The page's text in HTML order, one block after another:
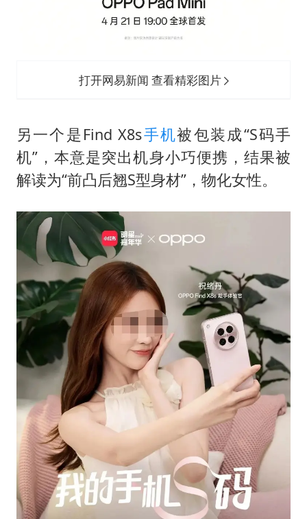
打开网易新闻 查看精彩图片
另一个是Find X8s手机被包装成“S码手
机”，本意是突出机身小巧便携，结果被
解读为“前凸后翘S型身材”，物化女性。